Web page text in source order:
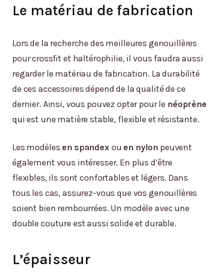
Le matériau de fabrication
Lors de la recherche des meilleures genouillères
pour crossfit et haltérophilie, il vous faudra aussi
regarder le matériau de fabrication. La durabilité
de ces accessoires dépend de la qualité de ce
dernier. Ainsi, vous pouvez opter pour le néoprène
qui est une matière stable, flexible et résistante.
Les modèles en spandexou en nylon peuvent
également vous intéresser. En plus d’être
flexibles, ils sont confortables et légers. Dans
tous les cas, assurez-vous que vos genouillères
soient bien rembourrées. Un modèle avec une
double couture est aussi solide et durable.
L’épaisseur